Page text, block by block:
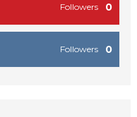
0
Followers
0
Followers